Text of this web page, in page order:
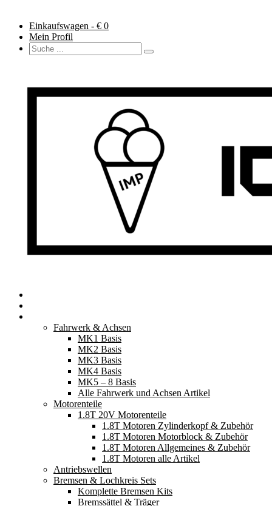
Einkaufswagen - € 0
Mein Profil
Fahrwerk & Achsen
MK1 Basis
MK2 Basis
MK3 Basis
MK4 Basis
MK5 – 8 Basis
Alle Fahrwerk und Achsen Artikel
Motorenteile
1.8T 20V Motorenteile
1.8T Motoren Zylinderkopf & Zubehör
1.8T Motoren Motorblock & Zubehör
1.8T Motoren Allgemeines & Zubehör
1.8T Motoren alle Artikel
Antriebswellen
Bremsen & Lochkreis Sets
Komplette Bremsen Kits
Bremssättel & Träger